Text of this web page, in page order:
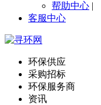
帮助中心 |
客服中心
环保供应
采购招标
环保服务商
资讯